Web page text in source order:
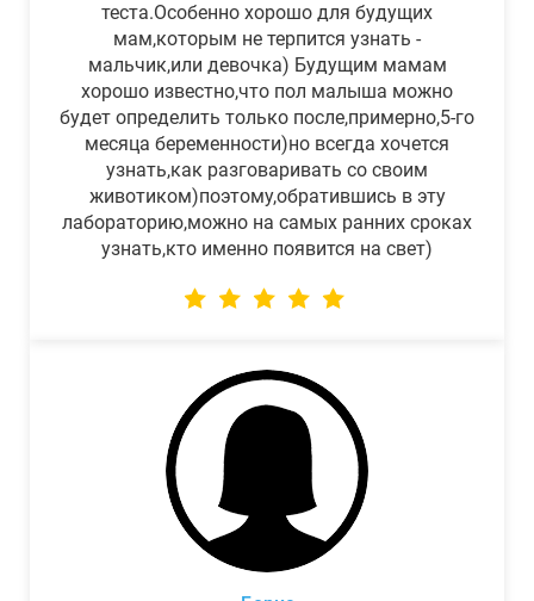
теста.Особенно хорошо для будущих
мам,которым не терпится узнать -
мальчик,или девочка) Будущим мамам
хорошо известно,что пол малыша можно
будет определить только после,примерно,5-го
месяца беременности)но всегда хочется
узнать,как разговаривать со своим
животиком)поэтому,обратившись в эту
лабораторию,можно на самых ранних сроках
узнать,кто именно появится на свет)